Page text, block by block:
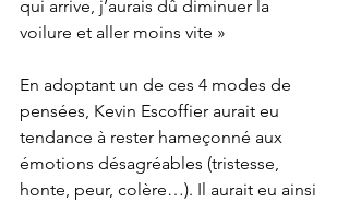
qui arrive, j’aurais dû diminuer la
voilure et aller moins vite »
En adoptant un de ces 4 modes de
pensées, Kevin Escoffier aurait eu
tendance à rester hameçonné aux
émotions désagréables (tristesse,
honte, peur, colère…). Il aurait eu ainsi